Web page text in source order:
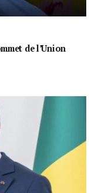
de l’Union